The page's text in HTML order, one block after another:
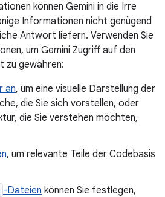
können Gemini in die Irre
Informationen nicht genügend
Antwort liefern. Verwenden Sie
um Gemini Zugriff auf den
zu gewähren:
an, um eine visuelle Darstellung der
die Sie sich vorstellen, oder
die Sie verstehen möchten,
, um relevante Teile der Codebasis
-Dateien können Sie festlegen,